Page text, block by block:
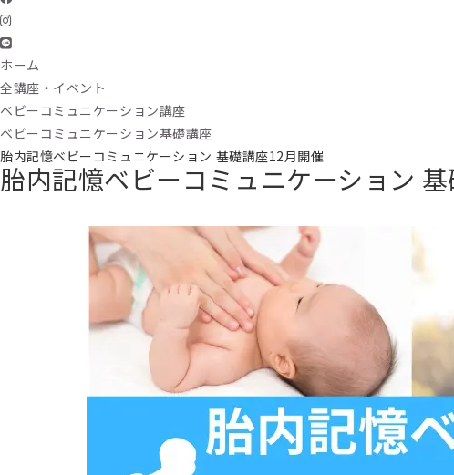
ホーム
全講座・イベント
ベビーコミュニケーション講座
ベビーコミュニケーション基礎講座
胎内記憶ベビーコミュニケーション 基礎講座12月開催
胎内記憶ベビーコミュニケーション